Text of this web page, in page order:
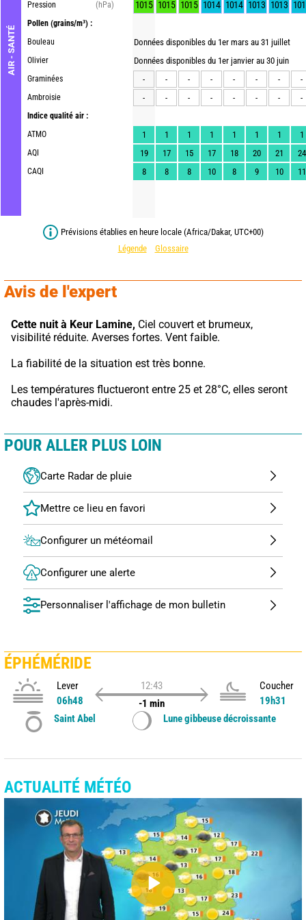
AIR - SANTÉ
Pression
(hPa)
Pollen (grains/m³) :
Bouleau
Olivier
Graminées
Ambroisie
Indice qualité air :
ATMO
AQI
CAQI
1015 1015 1015 1014 1014 1013 1013
Données disponibles du 1er mars au 31 juillet
Données disponibles du 1er janvier au 30 juin
-
- - - - - -
-
-
- - - - - - -
1 1 1 1 1 1 1
1
19
17 15 17 18 20 21
24
8
8 8 10 8 9 10 11
Prévisions établies en heure locale (Africa/Dakar, UTC+00)
Légende
Glossaire
Avis de l'expert
Cette nuit à Keur Lamine, Ciel couvert et brumeux,
visibilité réduite. Averses fortes. Vent faible.
La fiabilité de la situation est très bonne.
Les températures fluctueront entre 25 et 28°C, elles seront
chaudes l'après-midi.
POUR ALLER PLUS LOIN
Carte Radar de pluie
Configurer un météomail
Configurer une alerte
Personnaliser l'affichage de mon bulletin
ÉPHÉMÉRIDE
Lever
06h48
12:43
-1 min
Coucher
19h31
Saint Abel
Lune gibbeuse décroissante
ACTUALITÉ MÉTÉO